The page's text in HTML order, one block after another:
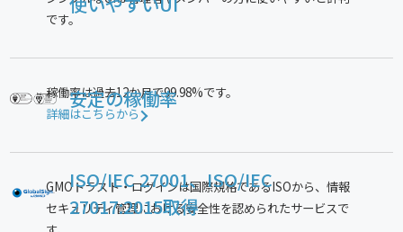
です。
安定の稼働率
稼働率は過去12か月で99.98%です。
詳細はこちらから
ISO/IEC 27001、ISO/IEC
27017:2015取得
GMOトラスト・ログインは国際規格であるISOから、情報
セキュリティ管理における安全性を認められたサービスで